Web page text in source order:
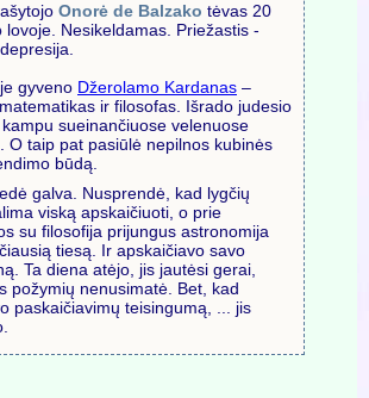
Onorė de Balzako tėvas 20
lovoje. Nesikeldamas. Priežastis -
gyveno Džerolamo Kardanas –
ir filosofas. Išrado judesio
sueinančiuose velenuose
O taip pat pasiūlė nepilnos kubinės
būdą.
galva. Nusprendė, kad lygčių
viską apskaičiuoti, o prie
su filosofija prijungus astronomija
tiesą. Ir apskaičiavo savo
Ta diena atėjo, jis jautėsi gerai,
požymių nenusimatė. Bet, kad
paskaičiavimų teisingumą, ... jis